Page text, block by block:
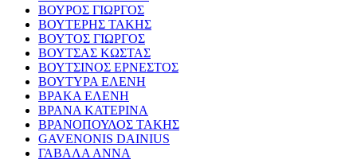
ΒΟΥΡΟΣ ΓΙΩΡΓΟΣ
ΒΟΥΤΕΡΗΣ ΤΑΚΗΣ
ΒΟΥΤΟΣ ΓΙΩΡΓΟΣ
ΒΟΥΤΣΑΣ ΚΩΣΤΑΣ
ΒΟΥΤΣΙΝΟΣ ΕΡΝΕΣΤΟΣ
ΒΟΥΤΥΡΑ ΕΛΕΝΗ
ΒΡΑΚΑ ΕΛΕΝΗ
ΒΡΑΝΑ ΚΑΤΕΡΙΝΑ
ΒΡΑΝΟΠΟΥΛΟΣ ΤΑΚΗΣ
GAVENONIS DAINIUS
ΓΑΒΑΛΑ ΑΝΝΑ